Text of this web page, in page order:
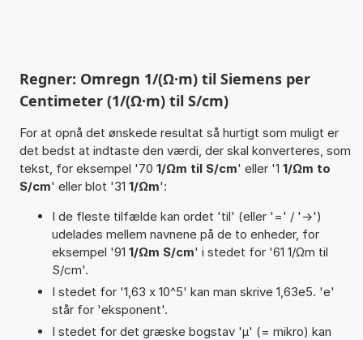
Regner: Omregn 1/(Ω·m) til Siemens per
Centimeter (1/(Ω·m) til S/cm)
For at opnå det ønskede resultat så hurtigt som muligt er
det bedst at indtaste den værdi, der skal konverteres, som
tekst, for eksempel '70 1/Ωm til S/cm' eller '1 1/Ωm to
S/cm' eller blot '31 1/Ωm':
I de fleste tilfælde kan ordet 'til' (eller '=' / '->')
udelades mellem navnene på de to enheder, for
eksempel '91 1/Ωm S/cm' i stedet for '61 1/Ωm til
S/cm'.
I stedet for '1,63 x 10^5' kan man skrive 1,63e5. 'e'
står for 'eksponent'.
I stedet for det græske bogstav 'µ' (= mikro) kan